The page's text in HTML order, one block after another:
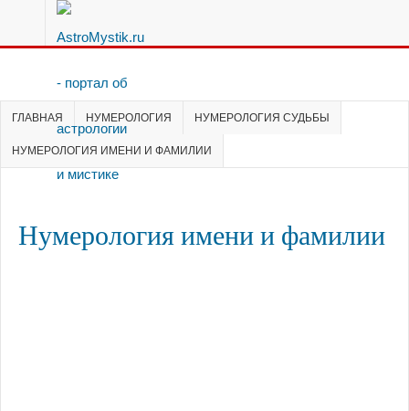
ГЛАВНАЯ НУМЕРОЛОГИЯ НУМЕРОЛОГИЯ СУДЬБЫ
НУМЕРОЛОГИЯ ИМЕНИ И ФАМИЛИИ
Нумерология имени и фамилии